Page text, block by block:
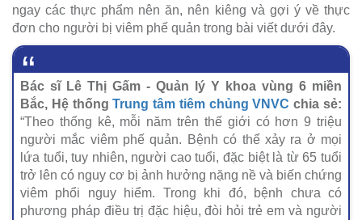
ngay các thực phẩm nên ăn, nên kiêng và gợi ý về thực
đơn cho người bị viêm phế quản trong bài viết dưới đây.
Bác sĩ Lê Thị Gấm - Quản lý Y khoa vùng 6 miền
Bắc, Hệ thốngTrung tâm tiêm chủng VNVC chia sẻ:
“Theo thống kê, mỗi năm trên thế giới có hơn 9 triệu
người mắc viêm phế quản. Bệnh có thể xảy ra ở mọi
lứa tuổi, tuy nhiên, người cao tuổi, đặc biệt là từ 65 tuổi
trở lên có nguy cơ bị ảnh hưởng nặng nề và biến chứng
viêm phổi nguy hiểm. Trong khi đó, bệnh chưa có
phương pháp điều trị đặc hiệu, đòi hỏi trẻ em và người